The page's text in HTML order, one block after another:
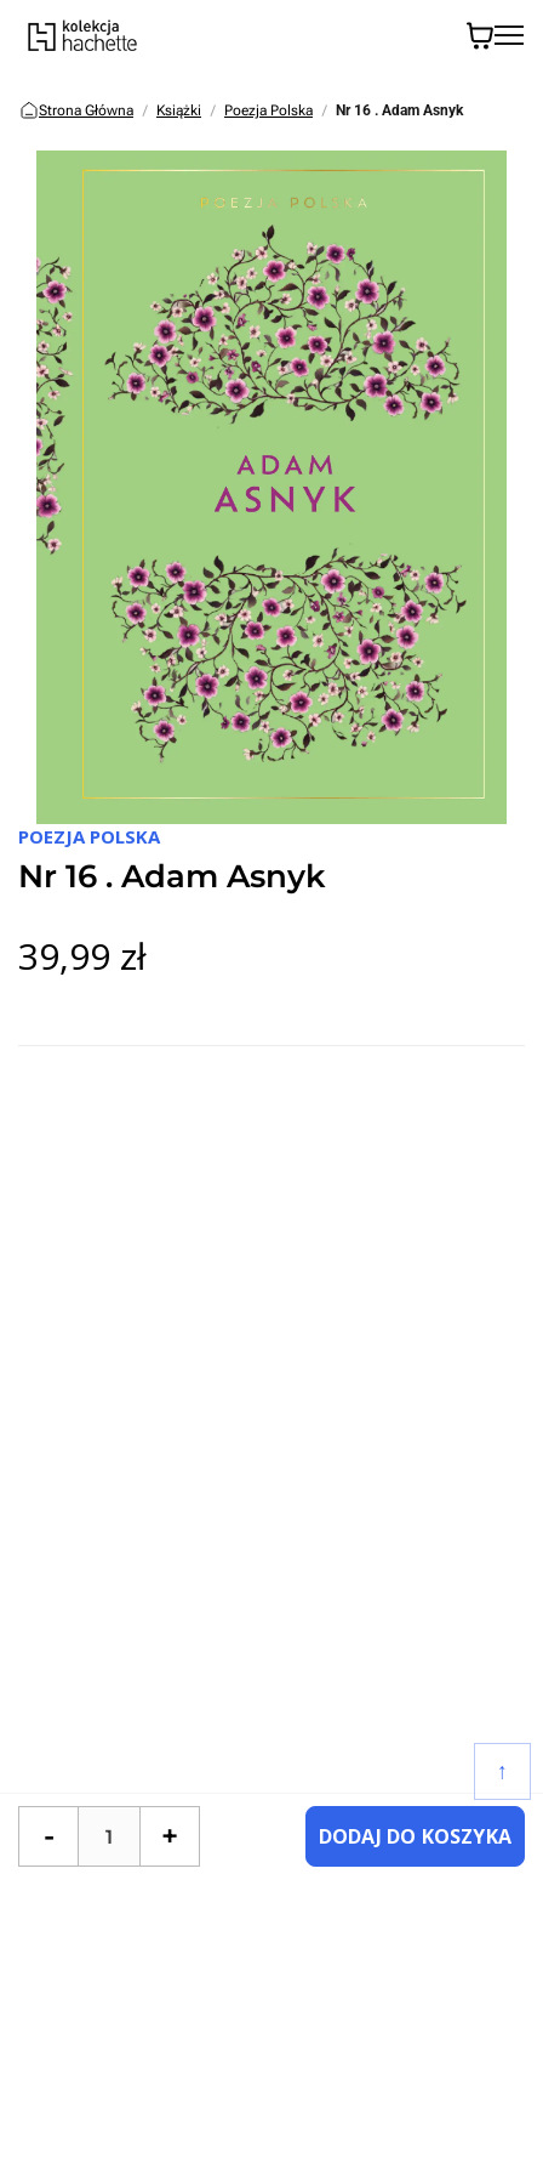
Strona Główna Książki Poezja Polska Nr 16 . Adam Asnyk
POEZJA POLSKA
Nr 16 . Adam Asnyk
39,99 zł
- + DODAJ DO KOSZYKA
↑